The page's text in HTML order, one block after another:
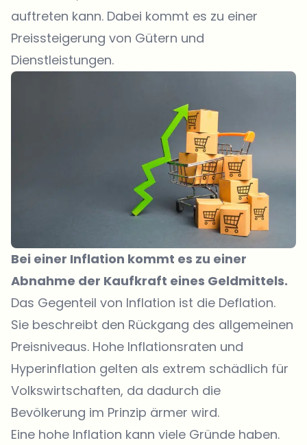
auftreten kann. Dabei kommt es zu einer
Preissteigerung von Gütern und
Dienstleistungen.
Bei einer Inflation kommt es zu einer
Abnahme der Kaufkraft eines Geldmittels.
Das Gegenteil von Inflation ist die Deflation.
Sie beschreibt den Rückgang des allgemeinen
Preisniveaus. Hohe Inflationsraten und
Hyperinflation gelten als extrem schädlich für
Volkswirtschaften, da dadurch die
Bevölkerung im Prinzip ärmer wird.
Eine hohe Inflation kann viele Gründe haben.